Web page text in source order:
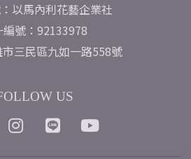
以馬內利花藝企業社
編號：92133978
三民區九如一路558號
US